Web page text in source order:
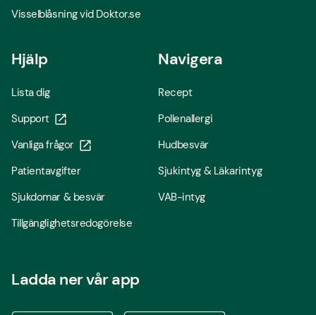
Visselblåsning vid Doktor.se
Hjälp
Lista dig
Support
Vanliga frågor
Patientavgifter
Sjukdomar & besvär
Tillgänglighetsredogörelse
Navigera
Recept
Pollenallergi
Hudbesvär
Sjukintyg & Läkarintyg
VAB-intyg
Ladda ner vår app